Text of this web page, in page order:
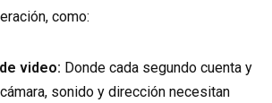
como:
video: Donde cada segundo cuenta y
sonido y dirección necesitan